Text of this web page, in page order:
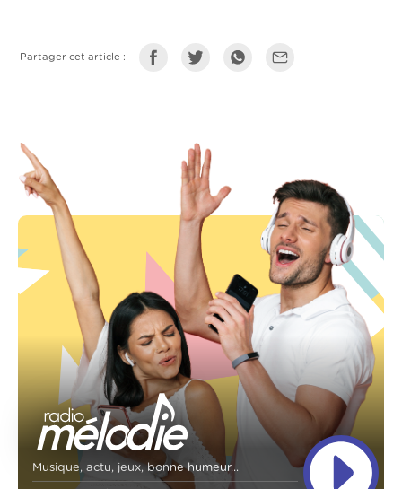
Partager cet article :
Musique, actu, jeux, bonne humeur...